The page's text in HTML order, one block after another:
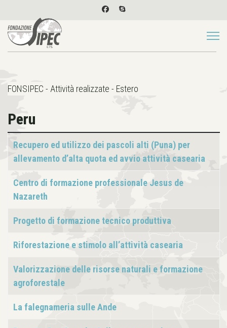
FONSIPEC - Attività realizzate - Estero
Peru
Titolo
Recupero ed utilizzo dei pascoli alti (Puna) per
allevamento d’alta quota ed avvio attività casearia
Centro di formazione professionale Jesus de
Nazareth
Progetto di formazione tecnico produttiva
Riforestazione e stimolo all’attività casearia
Valorizzazione delle risorse naturali e formazione
agroforestale
La falegnameria sulle Ande